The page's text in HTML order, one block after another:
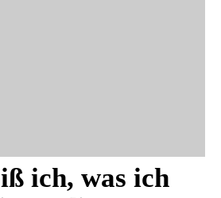
ich, was ich